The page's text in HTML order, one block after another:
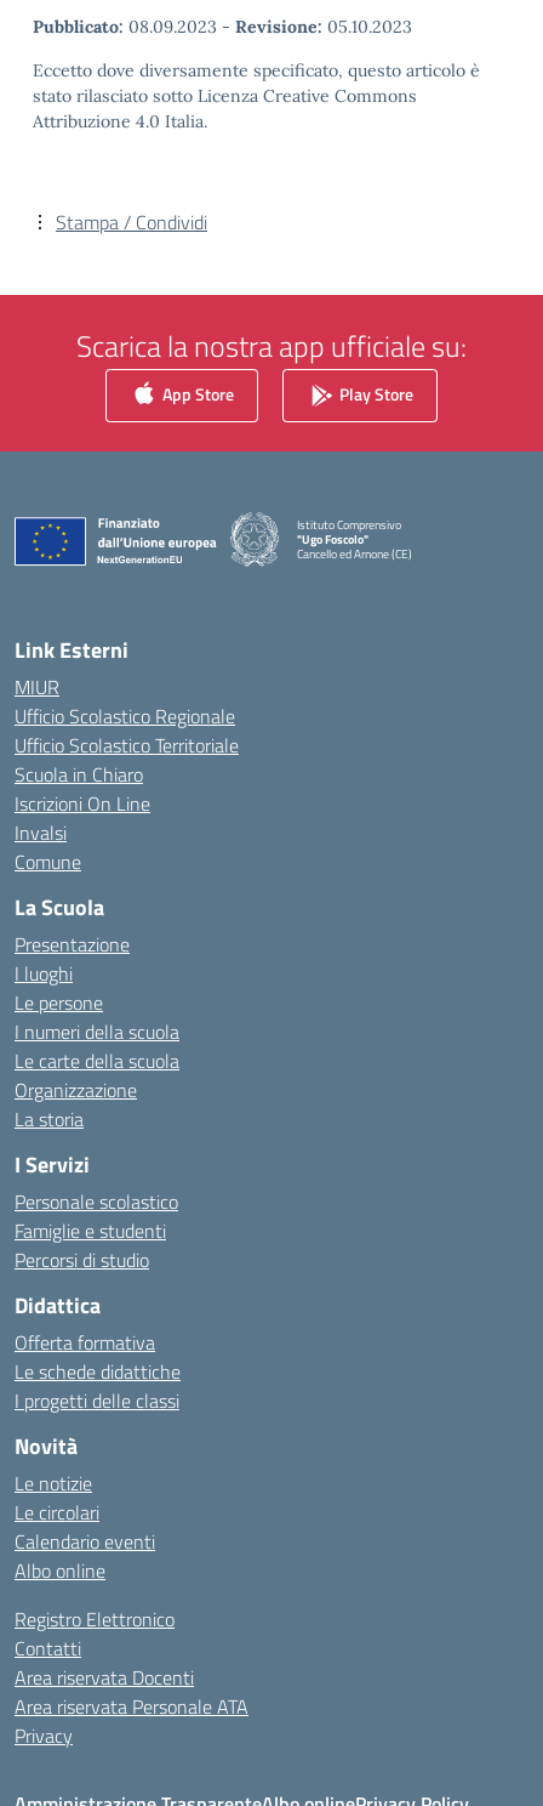
Pubblicato: 08.09.2023 - Revisione: 05.10.2023
Eccetto dove diversamente specificato, questo articolo è
stato rilasciato sotto Licenza Creative Commons
Attribuzione 4.0 Italia.
Stampa / Condividi
Scarica la nostra app ufficiale su:
App Store Play Store
Istituto Comprensivo
"Ugo Foscolo"
Cancello ed Arnone (CE)
Link Esterni
MIUR
Ufficio Scolastico Regionale
Ufficio Scolastico Territoriale
Scuola in Chiaro
Iscrizioni On Line
Invalsi
Comune
La Scuola
Presentazione
I luoghi
Le persone
I numeri della scuola
Le carte della scuola
Organizzazione
La storia
I Servizi
Personale scolastico
Famiglie e studenti
Percorsi di studio
Didattica
Offerta formativa
Le schede didattiche
I progetti delle classi
Novità
Le notizie
Le circolari
Calendario eventi
Albo online
Registro Elettronico
Contatti
Area riservata Docenti
Area riservata Personale ATA
Privacy